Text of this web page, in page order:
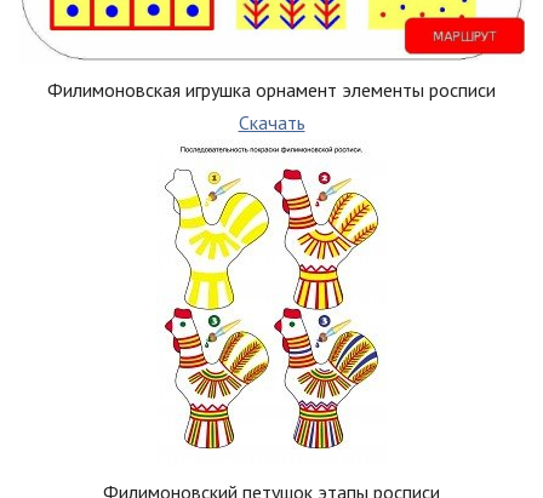
Филимоновская игрушка орнамент элементы росписи
Скачать
Филимоновский петушок этапы росписи